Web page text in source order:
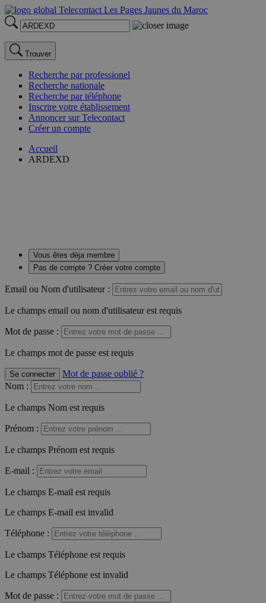
Trouver
Recherche par professionel
Recherche nationale
Recherche par téléphone
Inscrire votre établissement
Annoncer sur Telecontact
Créer un compte
Accueil
ARDEXD
Vous êtes déja membre
Pas de compte ? Créer votre compte
Email ou Nom d'utilisateur :
Le champs email ou nom d'utilisateur est requis
Mot de passe :
Le champs mot de passe est requis
Se connecter
Mot de passe oublié ?
Nom :
Le champs Nom est requis
Prénom :
Le champs Prénom est requis
E-mail :
Le champs E-mail est requis
Le champs E-mail est invalid
Téléphone :
Le champs Téléphone est requis
Le champs Téléphone est invalid
Mot de passe :